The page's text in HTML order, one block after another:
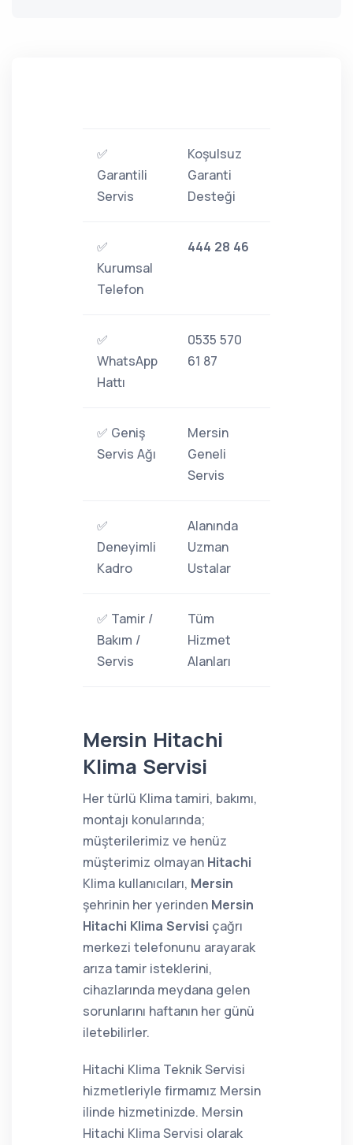
✅
Garantili
Servis
Koşulsuz
Garanti
Desteği
✅
Kurumsal
Telefon
444 28 46
✅
WhatsApp
Hattı
0535 570
61 87
✅ Geniş
Servis Ağı
Mersin
Geneli
Servis
✅
Deneyimli
Kadro
Alanında
Uzman
Ustalar
✅ Tamir /
Bakım /
Servis
Tüm
Hizmet
Alanları
Mersin Hitachi
Klima Servisi
Her türlü Klima tamiri, bakımı,
montajı konularında;
müşterilerimiz ve henüz
müşterimiz olmayan Hitachi
Klima kullanıcıları, Mersin
şehrinin her yerinden Mersin
Hitachi Klima Servisi çağrı
merkezi telefonunu arayarak
arıza tamir isteklerini,
cihazlarında meydana gelen
sorunlarını haftanın her günü
iletebilirler.
Hitachi Klima Teknik Servisi
hizmetleriyle firmamız Mersin
ilinde hizmetinizde. Mersin
Hitachi Klima Servisi olarak